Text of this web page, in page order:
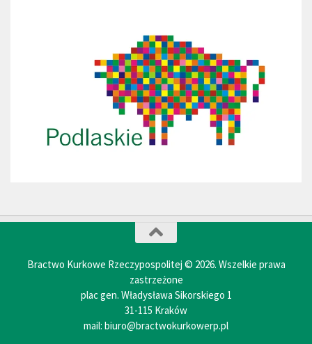
Bractwo Kurkowe Rzeczypospolitej © 2026. Wszelkie prawa
zastrzeżone
plac gen. Władysława Sikorskiego 1
31-115 Kraków
mail: biuro@bractwokurkowerp.pl